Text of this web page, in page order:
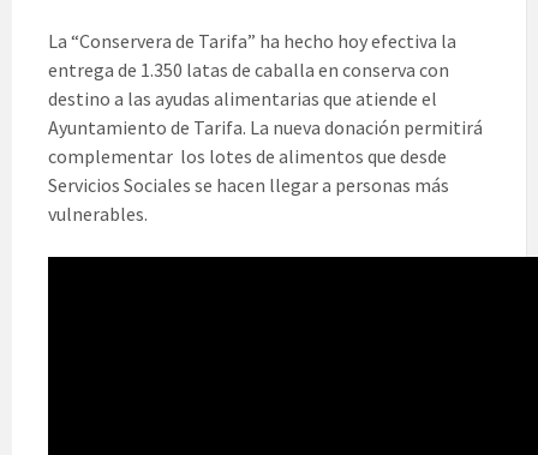
La “Conservera de Tarifa” ha hecho hoy efectiva la
entrega de 1.350 latas de caballa en conserva con
destino a las ayudas alimentarias que atiende el
Ayuntamiento de Tarifa. La nueva donación permitirá
complementar los lotes de alimentos que desde
Servicios Sociales se hacen llegar a personas más
vulnerables.